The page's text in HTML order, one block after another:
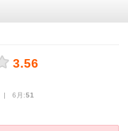
3.56
| 6月:51